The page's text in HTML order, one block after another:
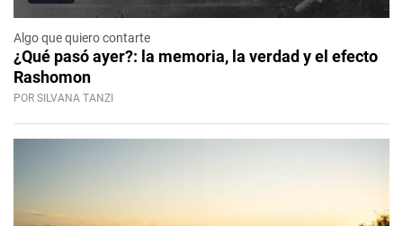
Algo que quiero contarte
¿Qué pasó ayer?: la memoria, la verdad y el efecto
Rashomon
POR SILVANA TANZI